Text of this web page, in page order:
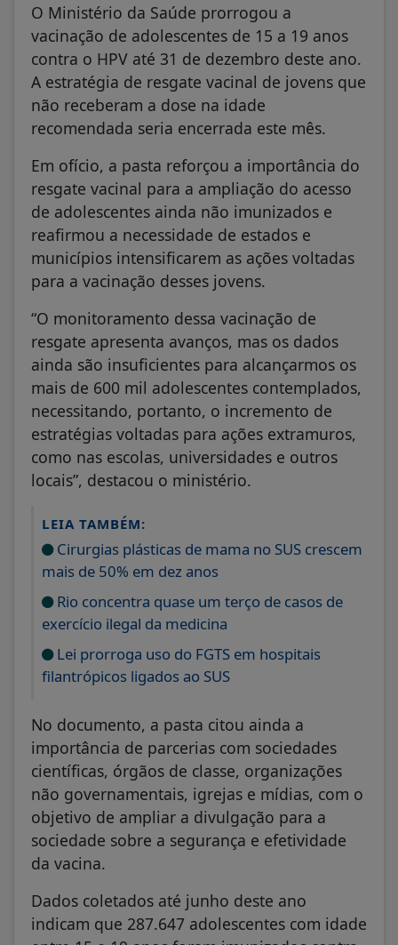
O Ministério da Saúde prorrogou a
vacinação de adolescentes de 15 a 19 anos
contra o HPV até 31 de dezembro deste ano.
A estratégia de resgate vacinal de jovens que
não receberam a dose na idade
recomendada seria encerrada este mês.
Em ofício, a pasta reforçou a importância do
resgate vacinal para a ampliação do acesso
de adolescentes ainda não imunizados e
reafirmou a necessidade de estados e
municípios intensificarem as ações voltadas
para a vacinação desses jovens.
“O monitoramento dessa vacinação de
resgate apresenta avanços, mas os dados
ainda são insuficientes para alcançarmos os
mais de 600 mil adolescentes contemplados,
necessitando, portanto, o incremento de
estratégias voltadas para ações extramuros,
como nas escolas, universidades e outros
locais”, destacou o ministério.
LEIA TAMBÉM:
Cirurgias plásticas de mama no SUS crescem
mais de 50% em dez anos
Rio concentra quase um terço de casos de
exercício ilegal da medicina
Lei prorroga uso do FGTS em hospitais
filantrópicos ligados ao SUS
No documento, a pasta citou ainda a
importância de parcerias com sociedades
científicas, órgãos de classe, organizações
não governamentais, igrejas e mídias, com o
objetivo de ampliar a divulgação para a
sociedade sobre a segurança e efetividade
da vacina.
Dados coletados até junho deste ano
indicam que 287.647 adolescentes com idade